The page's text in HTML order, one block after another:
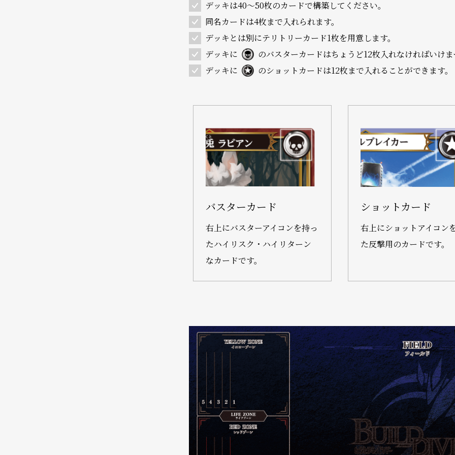
デッキは40〜50枚のカードで構築してください。
同名カードは4枚まで入れられます。
デッキとは別にテリトリーカード1枚を用意します。
デッキに
のバスターカードはちょうど12枚入れなければいけ
デッキに
のショットカードは12枚まで入れることができます。
バスターカード
右上にバスターアイコンを持っ
たハイリスク・ハイリターン
なカードです。
ショットカード
右上にショットアイコン
た反撃用のカードです。